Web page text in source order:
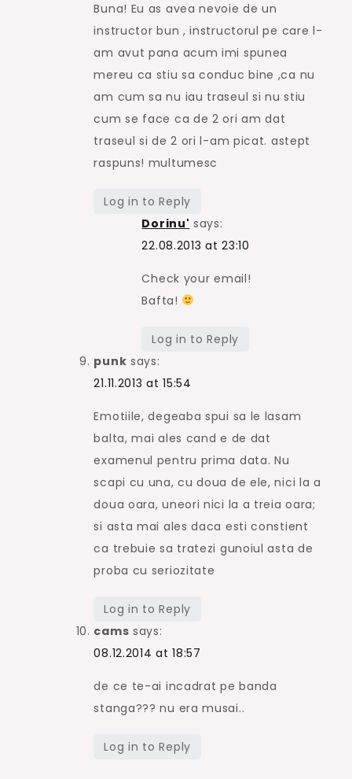
Buna! Eu as avea nevoie de un
instructor bun , instructorul pe care l-
am avut pana acum imi spunea
mereu ca stiu sa conduc bine ,ca nu
am cum sa nu iau traseul si nu stiu
cum se face ca de 2 ori am dat
traseul si de 2 ori l-am picat. astept
raspuns! multumesc
Log in to Reply
Dorinu' says:
22.08.2013 at 23:10
Check your email!
Bafta!
Log in to Reply
punk says:
21.11.2013 at 15:54
Emotiile, degeaba spui sa le lasam
balta, mai ales cand e de dat
examenul pentru prima data. Nu
scapi cu una, cu doua de ele, nici la a
doua oara, uneori nici la a treia oara;
si asta mai ales daca esti constient
ca trebuie sa tratezi gunoiul asta de
proba cu seriozitate
Log in to Reply
cams says:
08.12.2014 at 18:57
de ce te-ai incadrat pe banda
stanga??? nu era musai..
Log in to Reply